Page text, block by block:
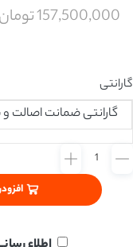
157,500,000تومان
گارانتی